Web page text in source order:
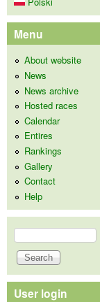
Menu
About website
News
News archive
Hosted races
Calendar
Entires
Rankings
Gallery
Contact
Help
Search form
Search
User login